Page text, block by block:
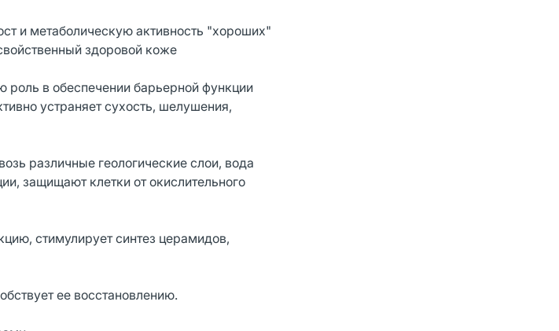
и метаболическую активность "хороших"
здоровой коже
в обеспечении барьерной функции
устраняет сухость, шелушения,
различные геологические слои, вода
защищают клетки от окислительного
стимулирует синтез церамидов,
ее восстановлению.